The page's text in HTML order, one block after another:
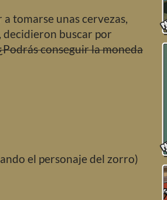
tomarse unas cervezas,
buscar por
conseguir la moneda
el personaje del zorro)